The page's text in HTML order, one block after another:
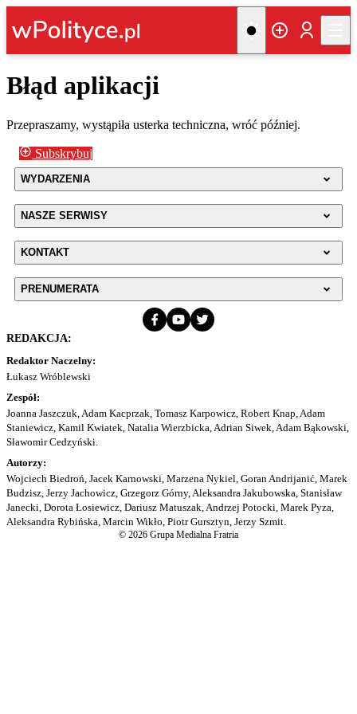
Błąd aplikacji
Przepraszamy, wystąpiła usterka techniczna, wróć później.
Subskrybuj
WYDARZENIA
NASZE SERWISY
KONTAKT
PRENUMERATA
REDAKCJA:
Redaktor Naczelny:
Łukasz Wróblewski
Zespół:
Joanna Jaszczuk, Adam Kacprzak, Tomasz Karpowicz, Robert Knap, Adam
Staniewicz, Kamil Kwiatek, Natalia Wierzbicka, Adrian Siwek, Adam Bąkowski,
Sławomir Cedzyński.
Autorzy:
Wojciech Biedroń, Jacek Karnowski, Marzena Nykiel, Goran Andrijanić, Marek
Budzisz, Jerzy Jachowicz, Grzegorz Górny, Aleksandra Jakubowska, Stanisław
Janecki, Dorota Łosiewicz, Dariusz Matuszak, Andrzej Potocki, Marek Pyza,
Aleksandra Rybińska, Marcin Wikło, Piotr Gursztyn, Jerzy Szmit.
© 2026 Grupa Medialna Fratria